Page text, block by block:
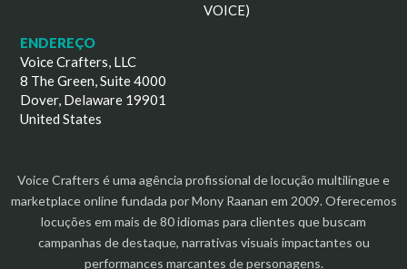
VOICE)
ENDEREÇO
Voice Crafters, LLC
8 The Green, Suite 4000
Dover, Delaware 19901
United States
Voice Crafters é uma agência profissional de locução multilíngue e
marketplace online fundada por Mony Raanan em 2009. Oferecemos
locuções em mais de 80 idiomas para clientes que buscam
campanhas de destaque, narrativas visuais impactantes ou
performances marcantes de personagens.